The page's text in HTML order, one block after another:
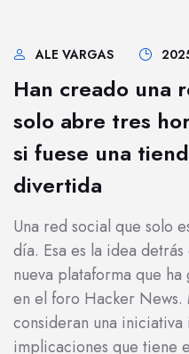
ALE VARGAS
Han creado una
solo abre tres
si fuese una
divertida
Una red social que solo
día. Esa es la idea
nueva plataforma que
en el foro Hacker News.
consideran una
implicaciones que tiene